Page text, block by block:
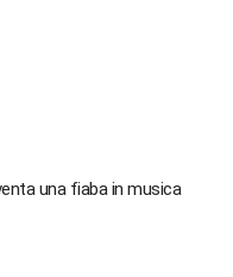
una fiaba in musica